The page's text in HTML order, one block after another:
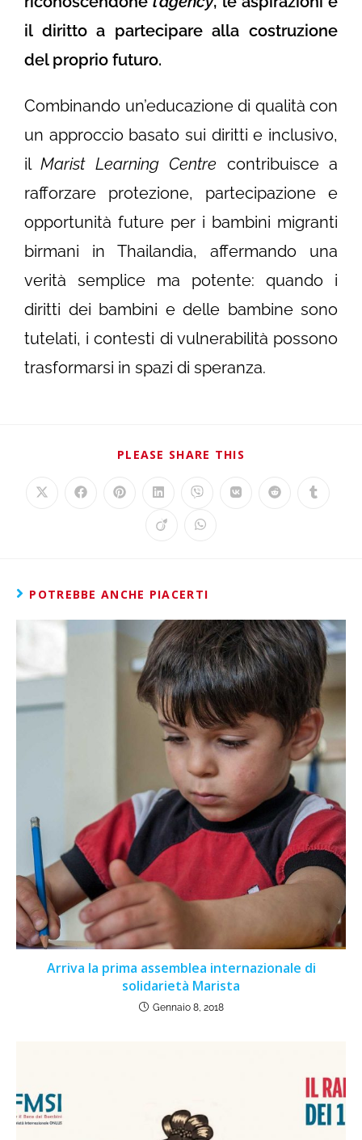
il diritto a partecipare alla costruzione
del proprio futuro.
Combinando un’educazione di qualità con
un approccio basato sui diritti e inclusivo,
ilMarist Learning Centre contribuisce a
rafforzare protezione, partecipazione e
opportunità future per i bambini migranti
birmani in Thailandia, affermando una
verità semplice ma potente: quando i
diritti dei bambini e delle bambine sono
tutelati, i contesti di vulnerabilità possono
trasformarsi in spazi di speranza.
PLEASE SHARE THIS
POTREBBE ANCHE PIACERTI
Arriva la prima assemblea internazionale di
solidarietà Marista
Gennaio 8, 2018